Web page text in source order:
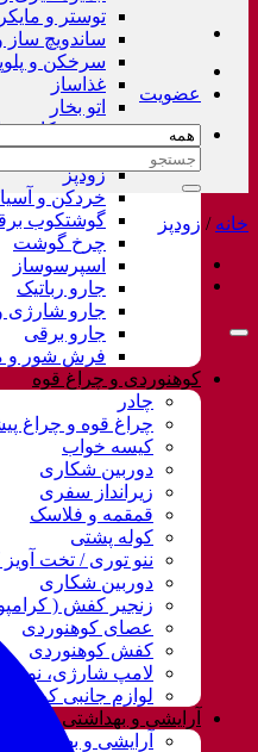
توستر و
ساندویچ ساز
سرخکن و
غذاساز
اتو بخار
همزن کاسه
چای ساز و
زودپز
خردکن و
گوشتکوب
چرخ گوشت
اسپرسوساز
جارو رباتیک
جارو شارژی
جارو برقی
فرش شور و
کوهنوردی و چراغ قوه
چادر
چراغ قوه و چراغ
کیسه خواب
دوربین شکاری
زیرانداز سفری
قمقمه و فلاسک
کوله پشتی
ننو توری / تخت
دوربین شکاری
زنجیر کفش (
عصای کوهنوردی
کفش کوهنوردی
لامپ شارژی، نور و
لوازم جانبی
آرایشی و بهداشتی
آرایشی و بهداشتی
عضویت
جستجو
خانه / زودپز